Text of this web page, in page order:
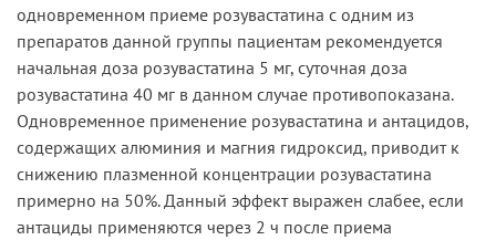
одновременном приеме розувастатина с одним из
препаратов данной группы пациентам рекомендуется
начальная доза розувастатина 5 мг, суточная доза
розувастатина 40 мг в данном случае противопоказана.
Одновременное применение розувастатина и антацидов,
содержащих алюминия и магния гидроксид, приводит к
снижению плазменной концентрации розувастатина
примерно на 50%. Данный эффект выражен слабее, если
антациды применяются через 2 ч после приема